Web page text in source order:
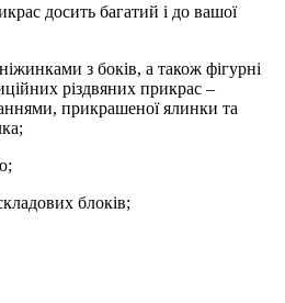
досить багатий і до вашої
з боків, а також фігурні
різдвяних прикрас –
прикрашеної ялинки та
блоків;